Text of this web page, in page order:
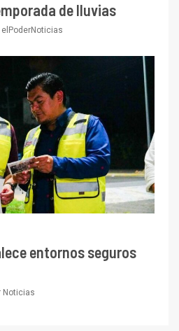
de lluvias
elPoderNoticias
entornos seguros
Noticias